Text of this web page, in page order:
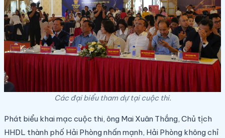
Các đại biểu tham dự tại cuộc thi.
Phát biểu khai mạc cuộc thi, ông Mai Xuân Thắng, Chủ tịch
HHDL thành phố Hải Phòng nhấn mạnh, Hải Phòng không chỉ